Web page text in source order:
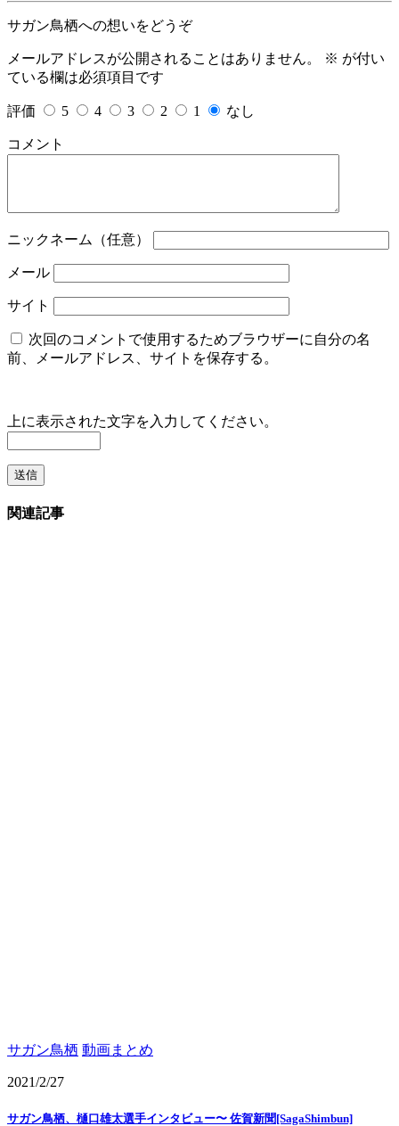
サガン鳥栖への想いをどうぞ
メールアドレスが公開されることはありません。 ※ が付い
ている欄は必須項目です
評価 5 4 3 2 1 なし
コメント
ニックネーム（任意）
メール
サイト
次回のコメントで使用するためブラウザーに自分の名
前、メールアドレス、サイトを保存する。
上に表示された文字を入力してください。
関連記事
サガン鳥栖 動画まとめ
2021/2/27
サガン鳥栖、樋口雄太選手インタビュー〜 佐賀新聞[SagaShimbun]